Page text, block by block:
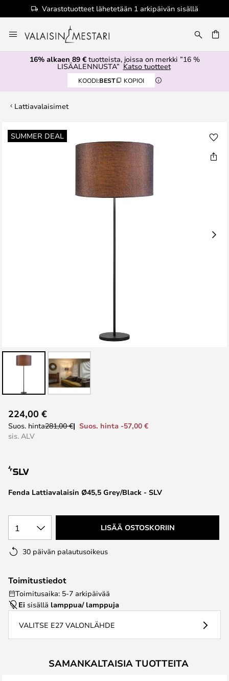
Varastotuotteet lähetetään 1 arkipäivän sisällä
to
Content
16% alkaen 89 €tuotteista, joissa on merkki ”16 %
LISÄALENNUSTA” Katso tuotteet
KOODI:BEST KOPIOI
Lattiavalaisimet
SUMMER DEAL
Skip
to
to
the
the
gallery
Fenda Lattiavalaisin Ø45,5 Grey/Black - SLV
224,00 €
Suos. hinta281,00 €
Suos. hinta -57,00 €
sis. ALV
1 LISÄÄ OSTOSKORIIN
30 päivän palautusoikeus
Toimitustiedot
Toimitusaika: 5-7 arkipäivää
Ei sisällä lamppua/ lamppuja
VALITSE E27 VALONLÄHDE
SAMANKALTAISIA TUOTTEITA